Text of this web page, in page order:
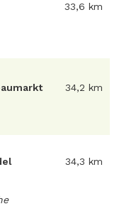
33,6 km
34,2 km
34,3 km